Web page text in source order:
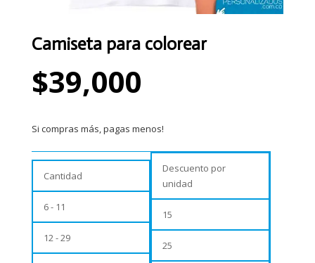
Camiseta para colorear
$39,000
Si compras más, pagas menos!
Cantidad
6 - 11
12 - 29
Descuento por
unidad
15
25